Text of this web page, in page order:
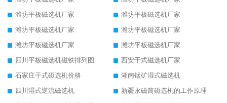
潍坊平板磁选机厂家
潍坊平板磁选机厂家
潍坊平板磁选机厂家
潍坊平板磁选机厂家
潍坊平板磁选机厂家
潍坊平板磁选机厂家
四川平板磁选机磁铁排列图
西安干式磁选机厂家
石家庄干式磁选机价格
湖南锰矿湿式磁选机
四川湿式逆流磁选机
新疆永磁筒磁选机的工作原理